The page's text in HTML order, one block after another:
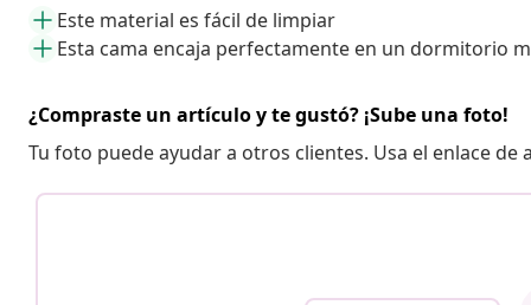
Este material es fácil de limpiar
Esta cama encaja perfectamente en un dormitorio
¿Compraste un artículo y te gustó? ¡Sube una foto!
Tu foto puede ayudar a otros clientes. Usa el enlace de